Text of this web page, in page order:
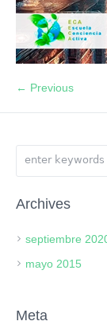
← Previous
Archives
septiembre
mayo 2015
Meta